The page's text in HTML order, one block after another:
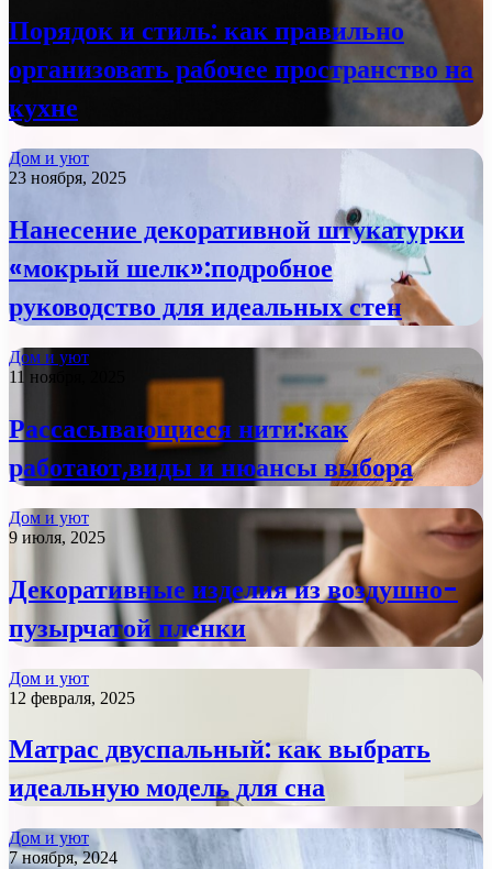
Порядок и стиль: как правильно
организовать рабочее пространство на
кухне
Дом и уют
23 ноября, 2025
Нанесение декоративной штукатурки
«мокрый шелк»:подробное
руководство для идеальных стен
Дом и уют
11 ноября, 2025
Рассасывающиеся нити:как
работают,виды и нюансы выбора
Дом и уют
9 июля, 2025
Декоративные изделия из воздушно-
пузырчатой пленки
Дом и уют
12 февраля, 2025
Матрас двуспальный: как выбрать
идеальную модель для сна
Дом и уют
7 ноября, 2024